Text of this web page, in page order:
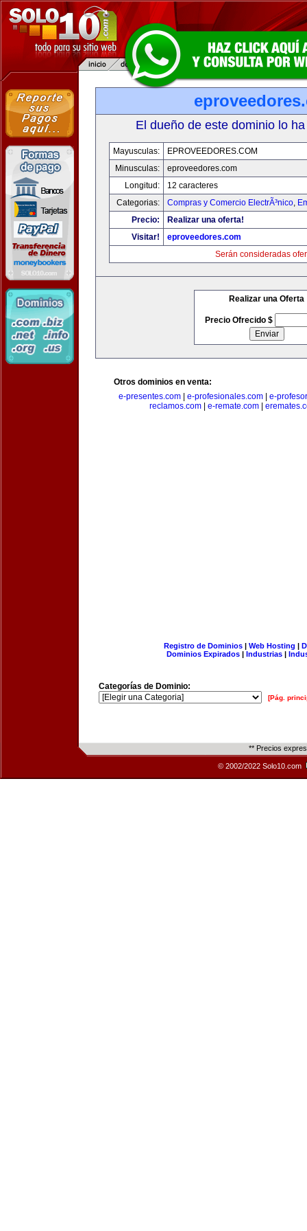
El dueño de este dominio lo
Mayusculas:
EPROVEEDORES.COM
Minusculas:
eproveedores.com
Longitud:
12 caracteres
Categorias:
Compras y Comercio ElectrÃ³nico,
Precio:
Realizar una oferta!
Visitar!
eproveedores.com
Serán consideradas
Realizar una Oferta
Precio Ofrecido $
Otros dominios en venta:
e-presentes.com
e-profesionales.com
e-
reclamos.com
e-remate.com
Registro de Dominios| Web Hosting |
Dominios Expirados | Industrias |
Categorías de Dominio:
[Pág.
** Precios
© 2002/2022 Solo10.com